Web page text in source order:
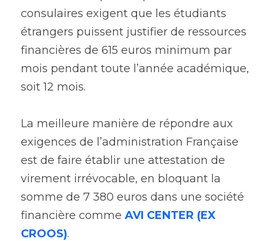
consulaires exigent que les étudiants
étrangers puissent justifier de ressources
financières de 615 euros minimum par
mois pendant toute l’année académique,
soit 12 mois.
La meilleure manière de répondre aux
exigences de l’administration Française
est de faire établir une attestation de
virement irrévocable, en bloquant la
somme de 7 380 euros dans une société
financière comme AVI CENTER (EX
CROOS).